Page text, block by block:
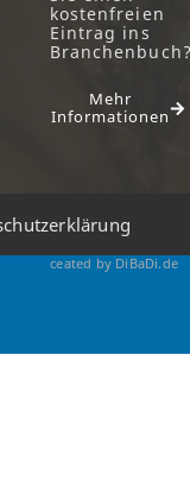
kostenfreien
Eintrag ins
Mehr
Informationen
ceated by DiBaDi.de